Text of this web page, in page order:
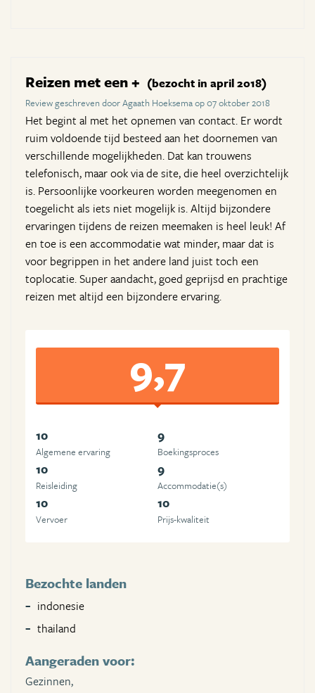
Reizen met een + (bezocht in april 2018)
Review geschreven door Agaath Hoeksema op 07 oktober 2018
Het begint al met het opnemen van contact. Er wordt
ruim voldoende tijd besteed aan het doornemen van
verschillende mogelijkheden. Dat kan trouwens
telefonisch, maar ook via de site, die heel overzichtelijk
is. Persoonlijke voorkeuren worden meegenomen en
toegelicht als iets niet mogelijk is. Altijd bijzondere
ervaringen tijdens de reizen meemaken is heel leuk! Af
en toe is een accommodatie wat minder, maar dat is
voor begrippen in het andere land juist toch een
toplocatie. Super aandacht, goed geprijsd en prachtige
reizen met altijd een bijzondere ervaring.
9,7
10
Algemene ervaring
9
Boekingsproces
10
Reisleiding
9
Accommodatie(s)
10
Vervoer
10
Prijs-kwaliteit
Bezochte landen
indonesie
thailand
Aangeraden voor:
Gezinnen,